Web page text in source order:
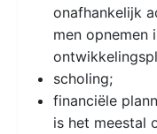
onafhankelijk
men opnemen
scholing;
financiële
is het meestal